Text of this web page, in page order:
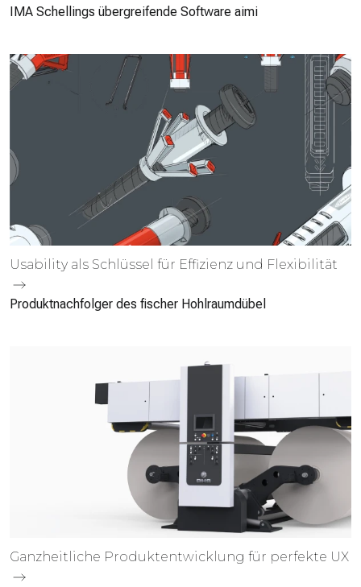
IMA Schellings übergreifende Software aimi
Usability als Schlüssel für Effizienz und Flexibilität
Produktnachfolger des fischer Hohlraumdübel
Ganz­heitliche Produkt­entwicklung für perfekte UX